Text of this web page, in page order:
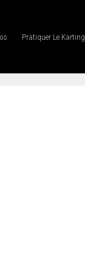
Pratiquer Le Karting